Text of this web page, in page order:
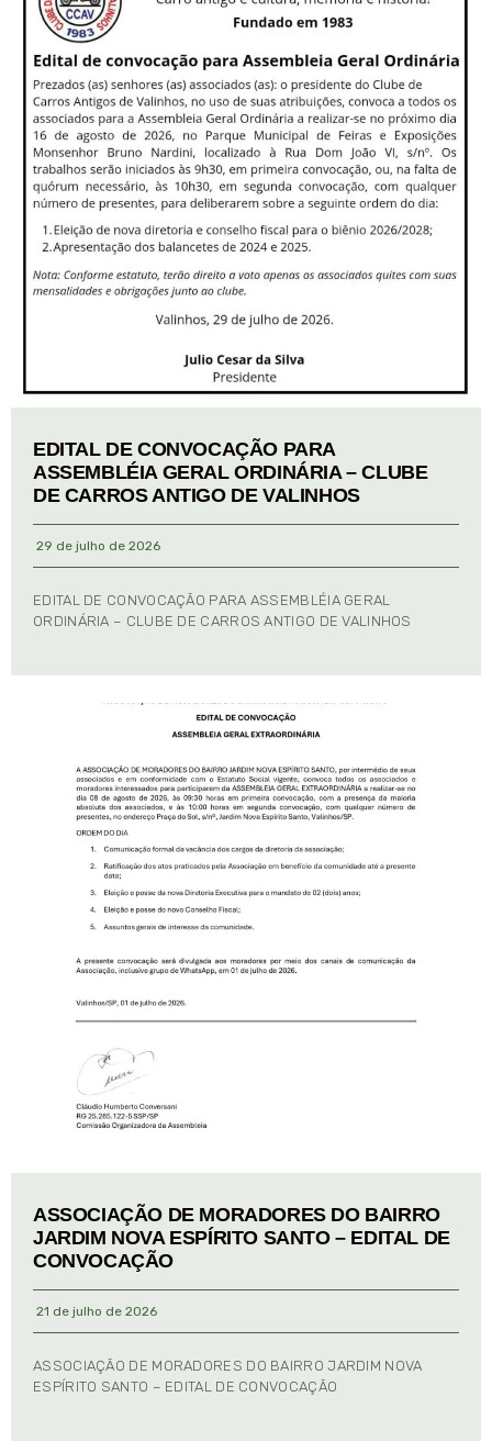
EDITAL DE CONVOCAÇÃO PARA
ASSEMBLÉIA GERAL ORDINÁRIA – CLUBE
DE CARROS ANTIGO DE VALINHOS
29 de julho de 2026
EDITAL DE CONVOCAÇÃO PARA ASSEMBLÉIA GERAL
ORDINÁRIA – CLUBE DE CARROS ANTIGO DE VALINHOS
ASSOCIAÇÃO DE MORADORES DO BAIRRO
JARDIM NOVA ESPÍRITO SANTO – EDITAL DE
CONVOCAÇÃO
21 de julho de 2026
ASSOCIAÇÃO DE MORADORES DO BAIRRO JARDIM NOVA
ESPÍRITO SANTO – EDITAL DE CONVOCAÇÃO